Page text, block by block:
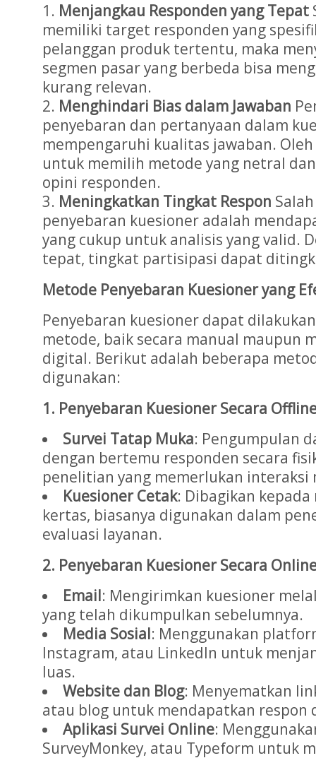
Menjangkau Responden yang Tepat
memiliki target responden yang
pelanggan produk tertentu, maka
segmen pasar yang berbeda bisa
kurang relevan.
Menghindari Bias dalam Jawaban
penyebaran dan pertanyaan dalam
mempengaruhi kualitas jawaban.
untuk memilih metode yang netral
opini responden.
Meningkatkan Tingkat Respon
penyebaran kuesioner adalah
yang cukup untuk analisis yang valid.
tepat, tingkat partisipasi dapat
Metode Penyebaran Kuesioner yang
Penyebaran kuesioner dapat
metode, baik secara manual maupun
digital. Berikut adalah beberapa
digunakan:
1. Penyebaran Kuesioner Secara
Survei Tatap Muka: Pengumpulan
dengan bertemu responden secara
penelitian yang memerlukan interaksi
Kuesioner Cetak: Dibagikan
kertas, biasanya digunakan dalam
evaluasi layanan.
2. Penyebaran Kuesioner Secara
Email: Mengirimkan kuesioner
yang telah dikumpulkan sebelumnya.
Media Sosial: Menggunakan
Instagram, atau LinkedIn untuk
luas.
Website dan Blog: Menyematkan
atau blog untuk mendapatkan respon
Aplikasi Survei Online:
SurveyMonkey, atau Typeform untuk